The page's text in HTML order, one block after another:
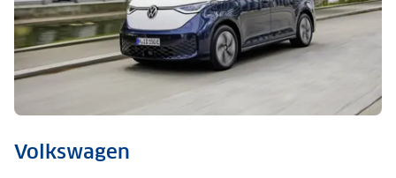
Volkswagen